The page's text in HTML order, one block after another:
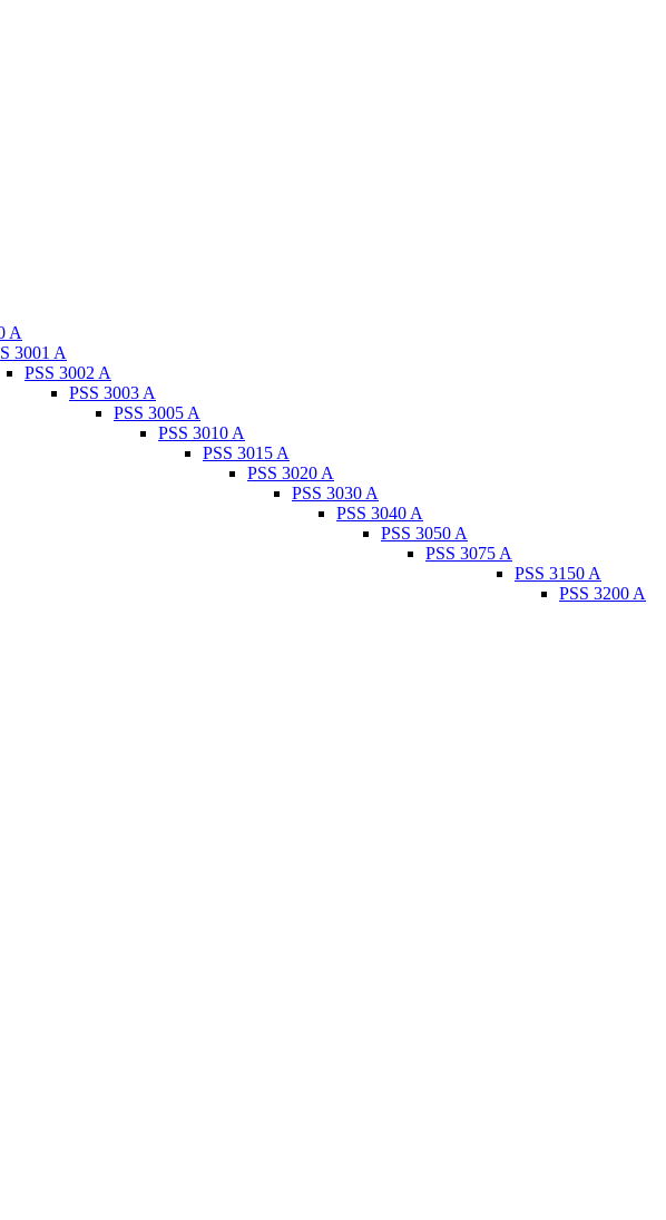
A
3001 A
PSS 3002 A
PSS 3003 A
PSS 3005 A
PSS 3010 A
PSS 3015 A
PSS 3020 A
PSS 3030 A
PSS 3040 A
PSS 3050 A
PSS 3075 A
PSS 3150 A
PSS 3200 A